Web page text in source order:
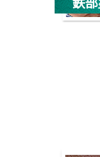
横浜市